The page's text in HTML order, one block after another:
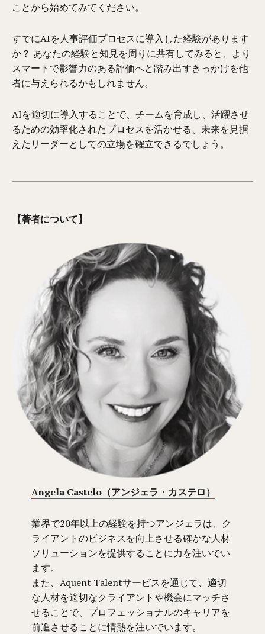
ことから始めてみてください。
すでにAIを人事評価プロセスに導入した経験があります
か？ あなたの経験と知見を周りに共有してみると、より
スマートで影響力のある評価へと踏み出すきっかけを他
者に与えられるかもしれません。
AIを適切に導入することで、チームを育成し、活躍させ
るための効率化されたプロセスを活かせる、未来を見据
えたリーダーとしての立場を確立できるでしょう。
【著者について】
Angela Castelo（アンジェラ・カステロ）
業界で20年以上の経験を持つアンジェラは、ク
ライアントのビジネスを向上させる確かな人材
ソリューションを提供することに力を注いでい
ます。
また、Aquent Talentサービスを通じて、適切
な人材を適切なクライアントや機会にマッチさ
せることで、プロフェッショナルのキャリアを
前進させることに情熱を注いでいます。